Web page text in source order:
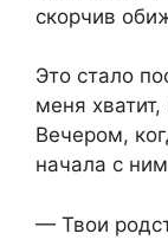
скорчив
Это стало
меня
Вечером,
начала с
— Твои